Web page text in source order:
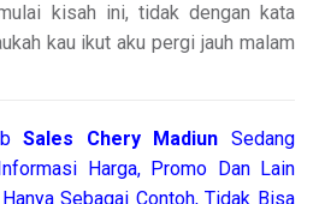
kisah ini, tidak dengan kata
kau ikut aku pergi jauh malam
Sales Chery MadiunSedang
Harga, Promo Dan Lain
Sebagai Contoh, Tidak Bisa